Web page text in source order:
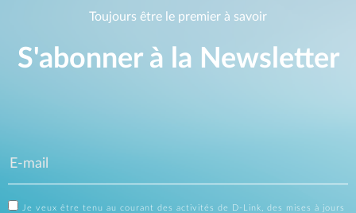
Toujours être le premier à savoir
S'abonner à la Newsletter
Je veux être tenu au courant des activités de D-Link, des mises à jours